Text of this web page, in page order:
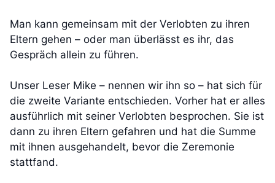
Man kann gemeinsam mit der Verlobten zu ihren
Eltern gehen – oder man überlässt es ihr, das
Gespräch allein zu führen.
Unser Leser Mike – nennen wir ihn so – hat sich für
die zweite Variante entschieden. Vorher hat er alles
ausführlich mit seiner Verlobten besprochen. Sie ist
dann zu ihren Eltern gefahren und hat die Summe
mit ihnen ausgehandelt, bevor die Zeremonie
stattfand.